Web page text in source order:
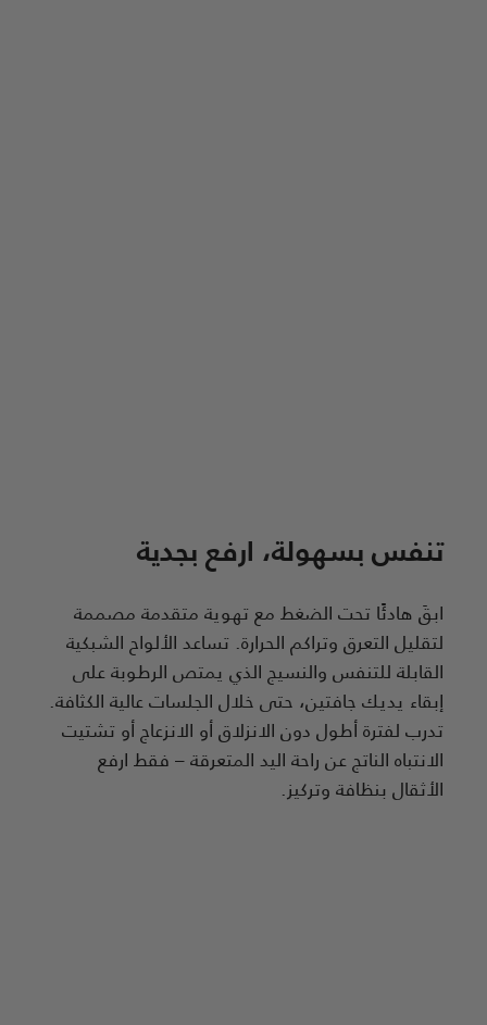
تنفس بسهولة، ارفع بجدية
ابقَ هادئًا تحت الضغط مع تهوية متقدمة مصممة
لتقليل التعرق وتراكم الحرارة. تساعد الألواح الشبكية
القابلة للتنفس والنسيج الذي يمتص الرطوبة على
إبقاء يديك جافتين، حتى خلال الجلسات عالية الكثافة.
تدرب لفترة أطول دون الانزلاق أو الانزعاج أو تشتيت
الانتباه الناتج عن راحة اليد المتعرقة – فقط ارفع
الأثقال بنظافة وتركيز.